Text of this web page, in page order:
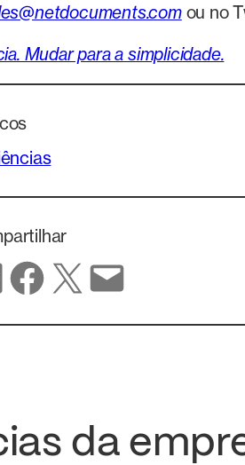
ou no
Mudar para a simplicidade.
no LinkedIn
Compartilhar no Facebook
Compartilhar no X Compartilhar por e-mail
da